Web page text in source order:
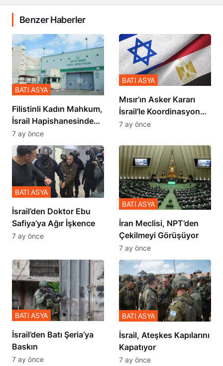
Benzer Haberler
Filistinli Kadın Mahkum,
İsrail Hapishanesindeki
Zulmü Anlattı
BATI ASYA
7 ay önce
Mısır’ın Asker Kararı
İsrail’le Koordinasyon
İçinde Gerçekleşmiş
BATI ASYA
7 ay önce
İsrail’den Doktor Ebu
Safiya’ya Ağır İşkence
BATI ASYA
7 ay önce
İran Meclisi, NPT’den
Çekilmeyi Görüşüyor
BATI ASYA
7 ay önce
​​​​​​​İsrail’den Batı Şeria’ya
Baskın
BATI ASYA
7 ay önce
İsrail, Ateşkes Kapılarını
Kapatıyor
BATI ASYA
7 ay önce